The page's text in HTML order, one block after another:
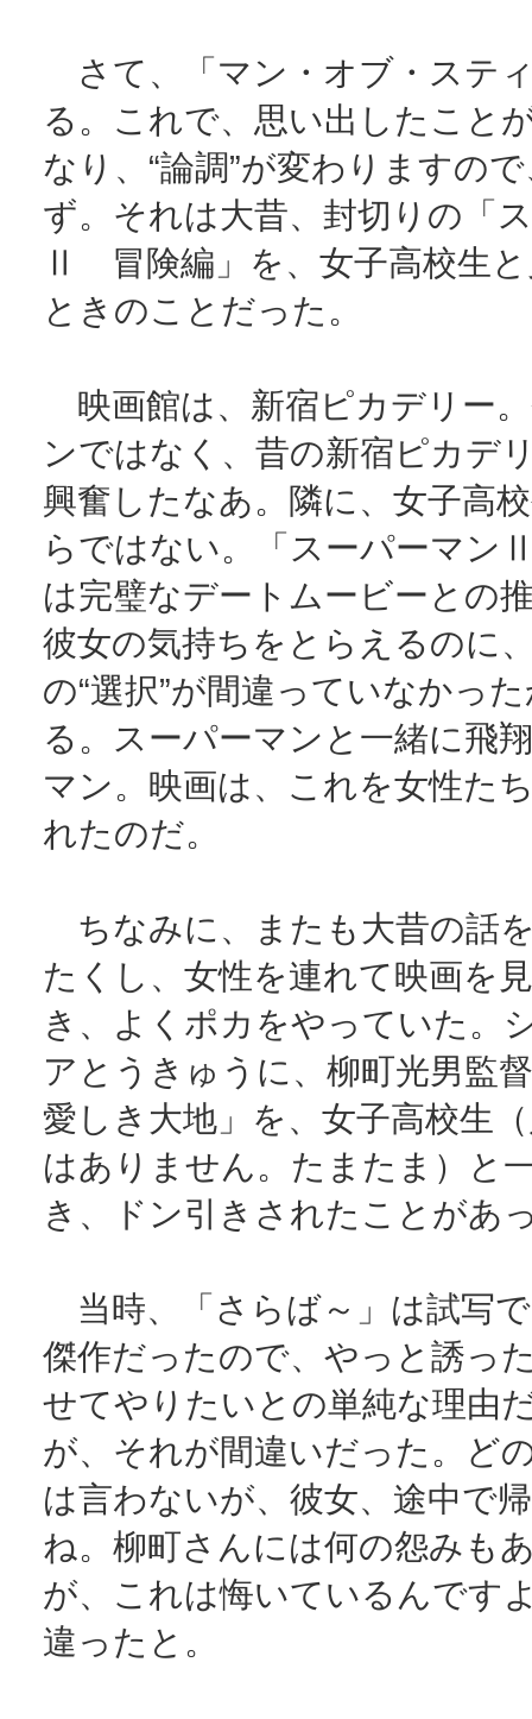
さて、「マン・オブ・ステ
る。これで、思い出したこと
なり、“論調”が変わりますの
ず。それは大昔、封切りの「
Ⅱ 冒険編」を、女子高校生
ときのことだった。
映画館は、新宿ピカデリー
ンではなく、昔の新宿ピカデ
興奮したなあ。隣に、女子高
らではない。「スーパーマ
は完璧なデートムービーとの
彼女の気持ちをとらえるのに
の“選択”が間違っていなかっ
る。スーパーマンと一緒に飛
マン。映画は、これを女性た
れたのだ。
ちなみに、またも大昔の話
たくし、女性を連れて映画を
き、よくポカをやっていた。
アとうきゅうに、柳町光男監
愛しき大地」を、女子高校生
はありません。たまたま）と
き、ドン引きされたことがあ
当時、「さらば～」は試写
傑作だったので、やっと誘っ
せてやりたいとの単純な理由
が、それが間違いだった。ど
は言わないが、彼女、途中で
ね。柳町さんには何の怨みも
が、これは悔いているんです
違ったと。